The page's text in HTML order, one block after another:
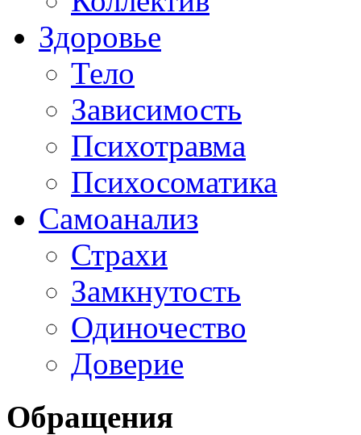
Здоровье
Тело
Зависимость
Психотравма
Психосоматика
Самоанализ
Страхи
Замкнутость
Одиночество
Доверие
Обращения